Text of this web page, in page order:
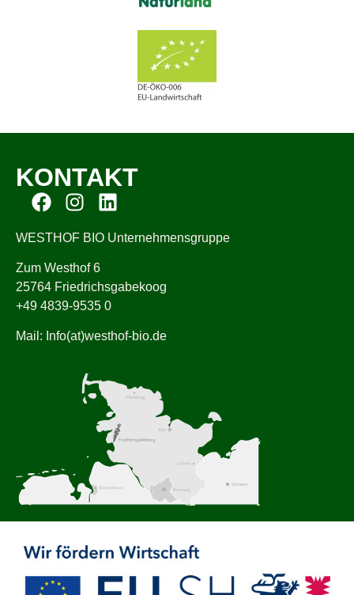
KONTAKT
WESTHOF BIO Unternehmensgruppe
Zum Westhof 6
25764 Friedrichsgabekoog
+49 4839-9535 0
Mail: Info(at)westhof-bio.de